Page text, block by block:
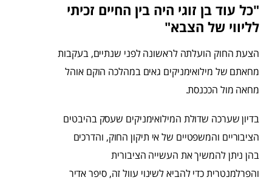
"כל עוד בן זוגי היה בין החיים זכיתי
לליווי של הצבא"
הצעת החוק הועלתה לראשונה לפני שנתיים, בעקבות
מחאתם של מילואימניקים גאים במהלכה הוקם אוהל
מחאה מול הככנסת.
בדיון שערכה שדולת המילואימניקים שעסק בהיבטים
הציבוריים והמשפטיים של אי תיקון החוק, והדרכים
בהן ניתן להמשיך את העשייה הציבורית
והפרלמנטרית כדי להביא לשינוי עוול זה, סיפר אדיר